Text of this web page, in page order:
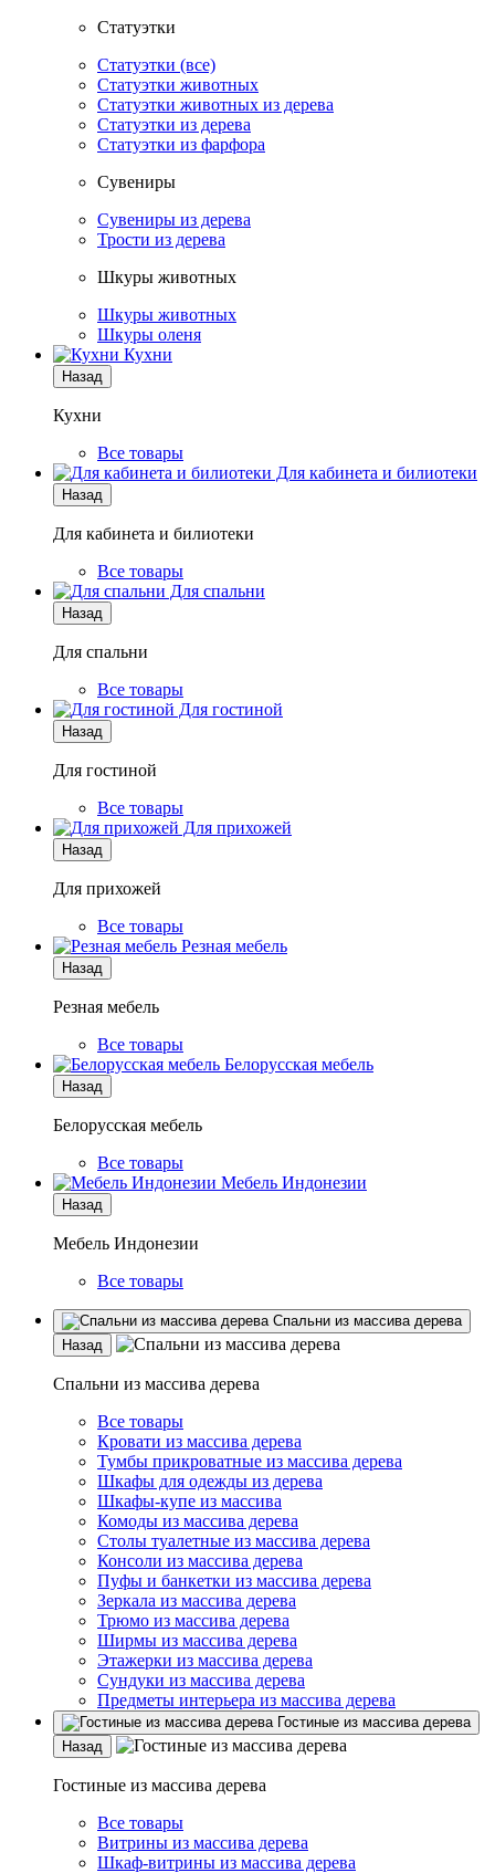
Статуэтки
Статуэтки (все)
Статуэтки животных
Статуэтки животных из дерева
Статуэтки из дерева
Статуэтки из фарфора
Сувениры
Сувениры из дерева
Трости из дерева
Шкуры животных
Шкуры животных
Шкуры оленя
Кухни
Назад
Кухни
Все товары
Для кабинета и билиотеки
Назад
Для кабинета и билиотеки
Все товары
Для спальни
Назад
Для спальни
Все товары
Для гостиной
Назад
Для гостиной
Все товары
Для прихожей
Назад
Для прихожей
Все товары
Резная мебель
Назад
Резная мебель
Все товары
Белорусская мебель
Назад
Белорусская мебель
Все товары
Мебель Индонезии
Назад
Мебель Индонезии
Все товары
Спальни из массива дерева
Назад
Спальни из массива дерева
Все товары
Кровати из массива дерева
Тумбы прикроватные из массива дерева
Шкафы для одежды из дерева
Шкафы-купе из массива
Комоды из массива дерева
Столы туалетные из массива дерева
Консоли из массива дерева
Пуфы и банкетки из массива дерева
Зеркала из массива дерева
Трюмо из массива дерева
Ширмы из массива дерева
Этажерки из массива дерева
Сундуки из массива дерева
Предметы интерьера из массива дерева
Гостиные из массива дерева
Назад
Гостиные из массива дерева
Все товары
Витрины из массива дерева
Шкаф-витрины из массива дерева